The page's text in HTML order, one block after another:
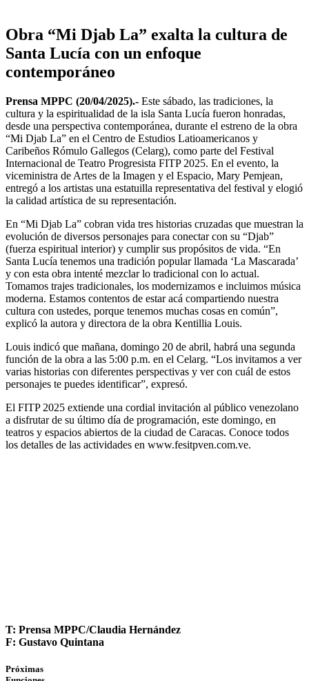
Obra “Mi Djab La” exalta la cultura de
Santa Lucía con un enfoque
contemporáneo
Prensa MPPC (20/04/2025).- Este sábado, las tradiciones, la
cultura y la espiritualidad de la isla Santa Lucía fueron honradas,
desde una perspectiva contemporánea, durante el estreno de la obra
“Mi Djab La” en el Centro de Estudios Latioamericanos y
Caribeños Rómulo Gallegos (Celarg), como parte del Festival
Internacional de Teatro Progresista FITP 2025. En el evento, la
viceministra de Artes de la Imagen y el Espacio, Mary Pemjean,
entregó a los artistas una estatuilla representativa del festival y elogió
la calidad artística de su representación.
En “Mi Djab La” cobran vida tres historias cruzadas que muestran la
evolución de diversos personajes para conectar con su “Djab”
(fuerza espiritual interior) y cumplir sus propósitos de vida. “En
Santa Lucía tenemos una tradición popular llamada ‘La Mascarada’
y con esta obra intenté mezclar lo tradicional con lo actual.
Tomamos trajes tradicionales, los modernizamos e incluimos música
moderna. Estamos contentos de estar acá compartiendo nuestra
cultura con ustedes, porque tenemos muchas cosas en común”,
explicó la autora y directora de la obra Kentillia Louis.
Louis indicó que mañana, domingo 20 de abril, habrá una segunda
función de la obra a las 5:00 p.m. en el Celarg. “Los invitamos a ver
varias historias con diferentes perspectivas y ver con cuál de estos
personajes te puedes identificar”, expresó.
El FITP 2025 extiende una cordial invitación al público venezolano
a disfrutar de su último día de programación, este domingo, en
teatros y espacios abiertos de la ciudad de Caracas. Conoce todos
los detalles de las actividades en www.fesitpven.com.ve.
T: Prensa MPPC/Claudia Hernández
F: Gustavo Quintana
Próximas